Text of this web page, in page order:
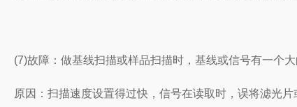
(7)故障：做基线扫描或样品扫描时，基线或信号有一个大
原因：扫描速度设置得过快，信号在读取时，误将滤光片